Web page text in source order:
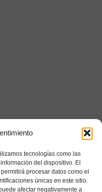
tecnologías como las
del dispositivo. El
procesar datos como el
únicas en este sitio.
afectar negativamente a